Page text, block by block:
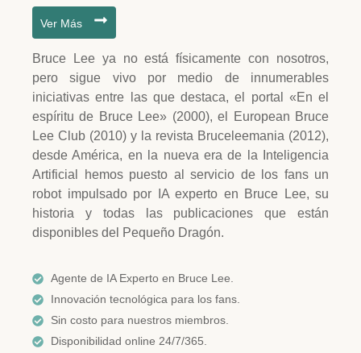
Ver Más
Bruce Lee ya no está físicamente con nosotros,
pero sigue vivo por medio de innumerables
iniciativas entre las que destaca, el portal «En el
espíritu de Bruce Lee» (2000), el European Bruce
Lee Club (2010) y la revista Bruceleemania (2012),
desde América, en la nueva era de la Inteligencia
Artificial hemos puesto al servicio de los fans un
robot impulsado por IA experto en Bruce Lee, su
historia y todas las publicaciones que están
disponibles del Pequeño Dragón.
Agente de IA Experto en Bruce Lee.
Innovación tecnológica para los fans.
Sin costo para nuestros miembros.
Disponibilidad online 24/7/365.